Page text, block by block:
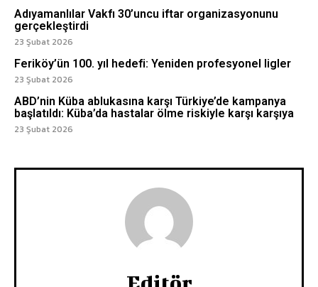
Adıyamanlılar Vakfı 30’uncu iftar organizasyonunu
gerçekleştirdi
23 Şubat 2026
Feriköy’ün 100. yıl hedefi: Yeniden profesyonel ligler
23 Şubat 2026
ABD’nin Küba ablukasına karşı Türkiye’de kampanya
başlatıldı: Küba’da hastalar ölme riskiyle karşı karşıya
23 Şubat 2026